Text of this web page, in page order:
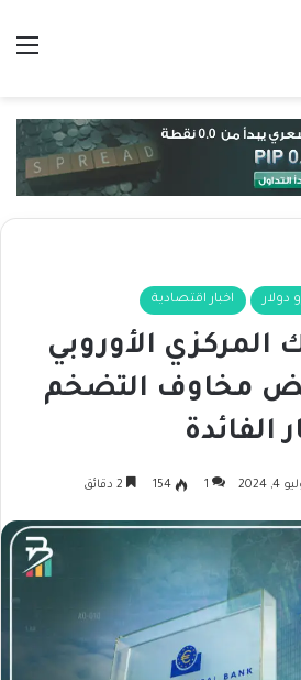
دولار اخبار اقتصادية
المركزي الأوروبي
مخاوف التضخم
1
154